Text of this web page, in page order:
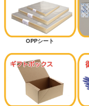
ハードパン
サンドイッチ
マリトッツォ
ピザ
OPPシート